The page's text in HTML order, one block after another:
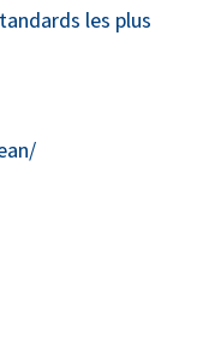
les plus